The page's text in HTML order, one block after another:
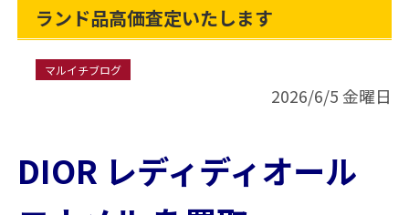
ランド品高価査定いたします
マルイチブログ
2026/6/5 金曜日
DIOR レディディオール